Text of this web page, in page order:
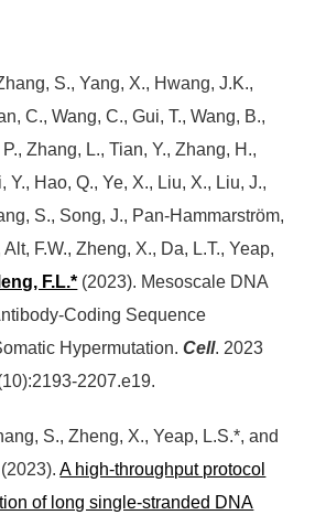
S., Yang, X., Hwang, J.K.,
C., Wang, C., Gui, T., Wang, B.,
Zhang, L., Tian, Y., Zhang, H.,
Y., Hao, Q., Ye, X., Liu, X., Liu, J.,
S., Song, J., Pan-Hammarström,
Alt, F.W., Zheng, X., Da, L.T., Yeap,
F.L.* (2023). Mesoscale DNA
Coding Sequence
Hypermutation.Cell. 2023
2207.e19.
S., Zheng, X., Yeap, L.S.*, and
(2023).A high-throughput protocol
of long single-stranded DNA